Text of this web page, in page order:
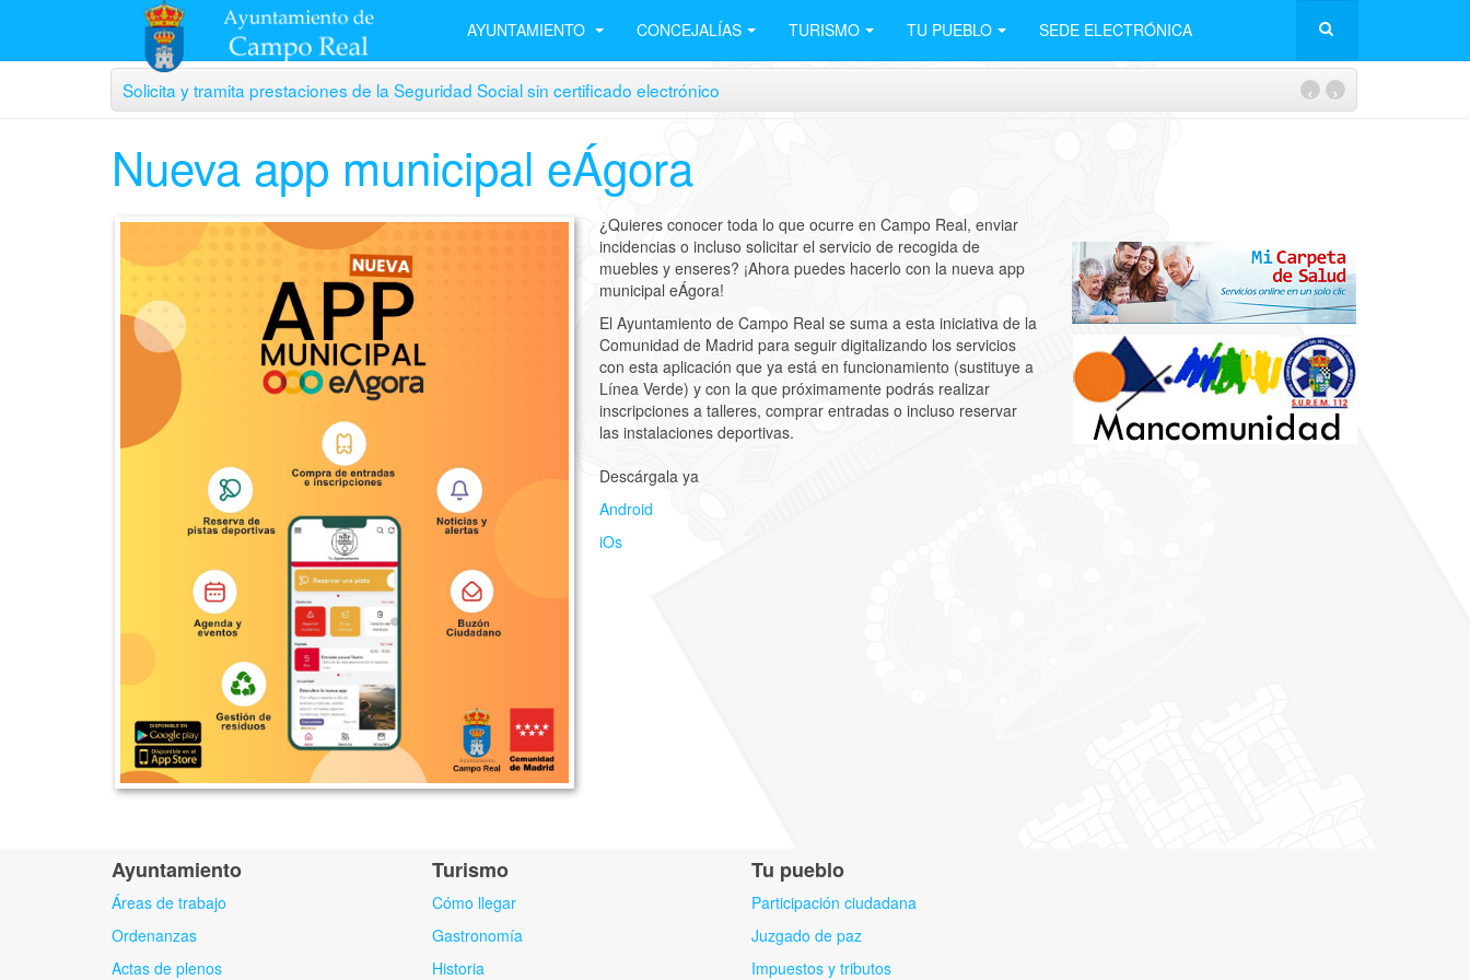
AYUNTAMIENTO CONCEJALÍAS TURISMO TU PUEBLO SEDE ELECTRÓNICA
Solicita y tramita prestaciones de la Seguridad Social sin certificado electrónico ›
‹
Nueva app municipal eÁgora
¿Quieres conocer toda lo que ocurre en Campo Real, enviar
incidencias o incluso solicitar el servicio de recogida de
muebles y enseres? ¡Ahora puedes hacerlo con la nueva app
municipal eÁgora!
El Ayuntamiento de Campo Real se suma a esta iniciativa de la
Comunidad de Madrid para seguir digitalizando los servicios
con esta aplicación que ya está en funcionamiento (sustituye a
Línea Verde) y con la que próximamente podrás realizar
inscripciones a talleres, comprar entradas o incluso reservar
las instalaciones deportivas.
Descárgala ya
Android
iOs
Ayuntamiento
Áreas de trabajo
Ordenanzas
Actas de plenos
Turismo
Cómo llegar
Gastronomía
Historia
Tu pueblo
Participación ciudadana
Juzgado de paz
Impuestos y tributos